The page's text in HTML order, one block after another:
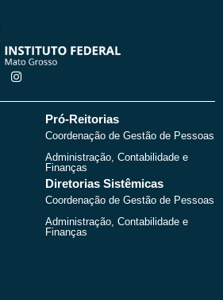
I
n
t
Pró-Reitorias
Coordenação de Gestão de Pessoas
Administração, Contabilidade e
Finanças
Diretorias Sistêmicas
Coordenação de Gestão de Pessoas
Administração, Contabilidade e
Finanças